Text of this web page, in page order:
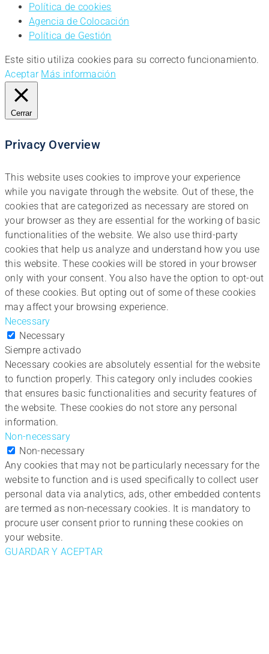
Política de cookies
Agencia de Colocación
Política de Gestión
Este sitio utiliza cookies para su correcto funcionamiento.
Aceptar Más información
Cerrar
Privacy Overview
This website uses cookies to improve your experience
while you navigate through the website. Out of these, the
cookies that are categorized as necessary are stored on
your browser as they are essential for the working of basic
functionalities of the website. We also use third-party
cookies that help us analyze and understand how you use
this website. These cookies will be stored in your browser
only with your consent. You also have the option to opt-out
of these cookies. But opting out of some of these cookies
may affect your browsing experience.
Necessary
Necessary
Siempre activado
Necessary cookies are absolutely essential for the website
to function properly. This category only includes cookies
that ensures basic functionalities and security features of
the website. These cookies do not store any personal
information.
Non-necessary
Non-necessary
Any cookies that may not be particularly necessary for the
website to function and is used specifically to collect user
personal data via analytics, ads, other embedded contents
are termed as non-necessary cookies. It is mandatory to
procure user consent prior to running these cookies on
your website.
GUARDAR Y ACEPTAR